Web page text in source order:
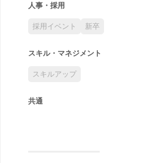
人事・採用
採用イベント 新卒
スキル・マネジメント
スキルアップ
共通